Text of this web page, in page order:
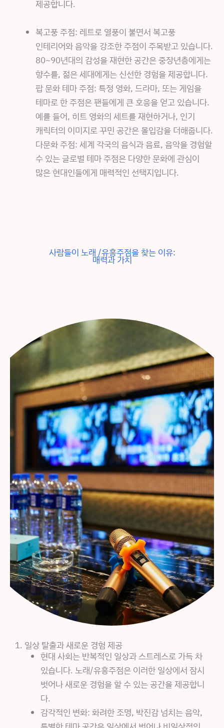
제공합니다.
복고풍 주점: 레트로 열풍이 불면서 복고풍
인테리어와 음악을 강조한 주점이 주목받고 있습니다.
80~90년대의 감성을 재현한 공간은 중장년층에게는
향수를, 젊은 세대에게는 신선한 경험을 제공합니다.
팝 문화 테마 주점: 특정 영화, 드라마, 또는 게임을
테마로 한 주점은 팬들에게 큰 호응을 얻고 있습니다.
예를 들어, 히트 영화의 세트를 재현하거나, 인기
캐릭터의 이미지로 꾸민 공간은 몰입감을 더해줍니다.
다문화 주점: 세계 각국의 음식과 음료, 음악을 경험할
수 있는 글로벌 테마 주점은 다양한 문화에 관심이
많은 현대인들에게 매력적인 선택지입니다.
사람들이 노래 /유흥주점을 찾는 이유:
매력과 가치
1. 일상 탈출과 새로운 경험 제공
현대 사회는 반복적인 일상과 스트레스로 가득 차
있습니다. 노래/유흥주점은 이러한 일상에서 잠시
벗어나 새로운 경험을 할 수 있는 공간을 제공합니
다.
감각적인 변화: 화려한 조명, 박진감 넘치는 음악,